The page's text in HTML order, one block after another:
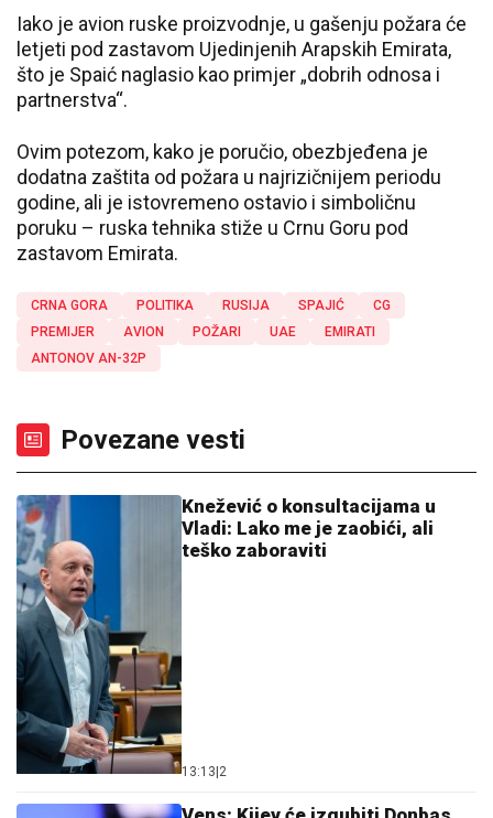
Iako je avion ruske proizvodnje, u gašenju požara će
letjeti pod zastavom Ujedinjenih Arapskih Emirata,
što je Spaić naglasio kao primjer „dobrih odnosa i
partnerstva“.
Ovim potezom, kako je poručio, obezbjeđena je
dodatna zaštita od požara u najrizičnijem periodu
godine, ali je istovremeno ostavio i simboličnu
poruku – ruska tehnika stiže u Crnu Goru pod
zastavom Emirata.
CRNA GORA POLITIKA RUSIJA SPAJIĆ
CG
PREMIJER
AVION POŽARI UAE
EMIRATI
ANTONOV AN-32P
Povezane vesti
Knežević o konsultacijama u
Vladi: Lako me je zaobići, ali
teško zaboraviti
13:13 2